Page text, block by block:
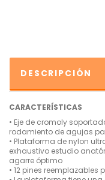
DESCRIPCIÓN
CARACTERÍSTICAS
• Eje de cromoly
rodamiento de agujas
• Plataforma de nylon
exhaustivo estudio
agarre óptimo
• 12 pines reemplazables